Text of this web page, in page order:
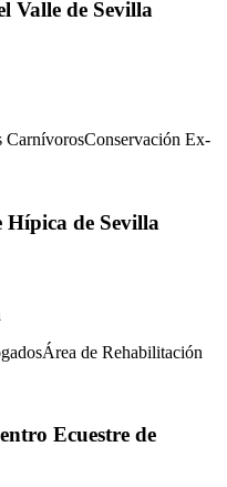
Valle de Sevilla
CarnívorosConservación Ex-
Hípica de Sevilla
Área de Rehabilitación
Ecuestre de